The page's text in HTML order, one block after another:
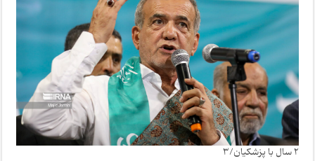
2 سال با پزشکیان/3